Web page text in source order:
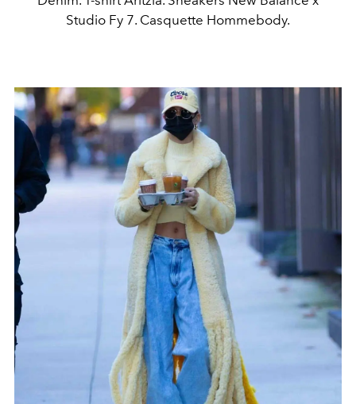
Studio Fy 7. Casquette Hommebody.